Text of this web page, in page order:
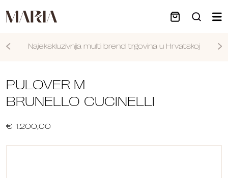
Najekskluzivnija multi brend trgovina u Hrvatskoj
PULOVER M
BRUNELLO CUCINELLI
€ 1.200,00